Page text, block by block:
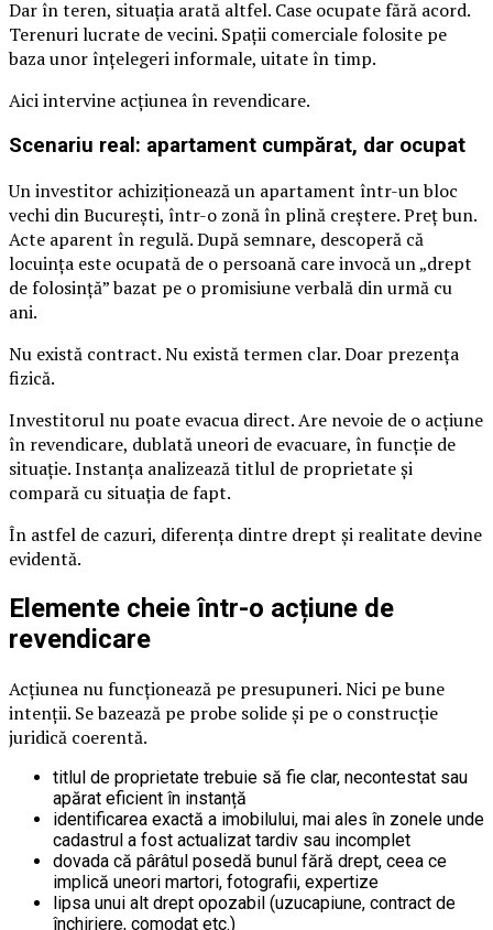
Dar în teren, situația arată altfel. Case ocupate fără acord.
Terenuri lucrate de vecini. Spații comerciale folosite pe
baza unor înțelegeri informale, uitate în timp.
Aici intervine acțiunea în revendicare.
Scenariu real: apartament cumpărat, dar ocupat
Un investitor achiziționează un apartament într-un bloc
vechi din București, într-o zonă în plină creștere. Preț bun.
Acte aparent în regulă. După semnare, descoperă că
locuința este ocupată de o persoană care invocă un „drept
de folosință” bazat pe o promisiune verbală din urmă cu
ani.
Nu există contract. Nu există termen clar. Doar prezența
fizică.
Investitorul nu poate evacua direct. Are nevoie de o acțiune
în revendicare, dublată uneori de evacuare, în funcție de
situație. Instanța analizează titlul de proprietate și
compară cu situația de fapt.
În astfel de cazuri, diferența dintre drept și realitate devine
evidentă.
Elemente cheie într-o acțiune de
revendicare
Acțiunea nu funcționează pe presupuneri. Nici pe bune
intenții. Se bazează pe probe solide și pe o construcție
juridică coerentă.
titlul de proprietate trebuie să fie clar, necontestat sau
apărat eficient în instanță
identificarea exactă a imobilului, mai ales în zonele unde
cadastrul a fost actualizat tardiv sau incomplet
dovada că pârâtul posedă bunul fără drept, ceea ce
implică uneori martori, fotografii, expertize
lipsa unui alt drept opozabil (uzucapiune, contract de
închiriere, comodat etc.)